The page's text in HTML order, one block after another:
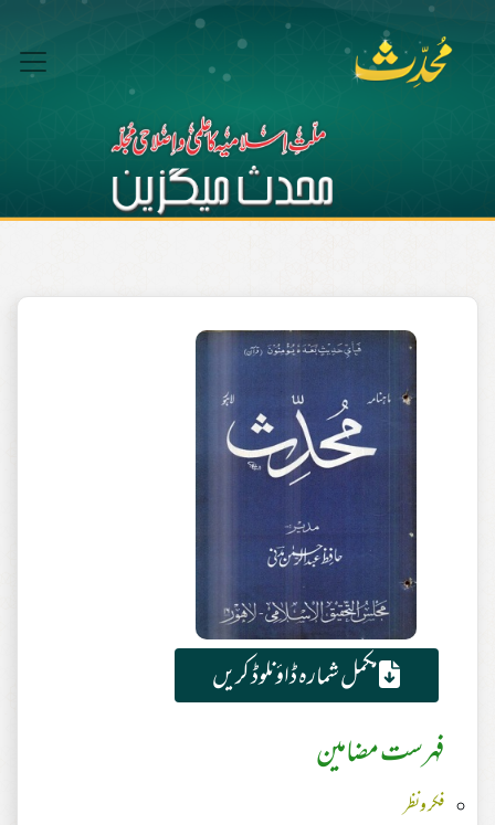
مکمل شمارہ ڈاؤنلوڈ کریں
فہرست مضامین
فکر ونظر